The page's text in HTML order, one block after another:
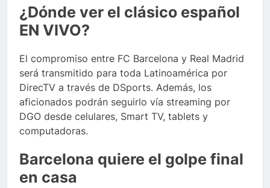
¿Dónde ver el clásico español
EN VIVO?
El compromiso entre FC Barcelona y Real Madrid
será transmitido para toda Latinoamérica por
DirecTV a través de DSports. Además, los
aficionados podrán seguirlo vía streaming por
DGO desde celulares, Smart TV, tablets y
computadoras.
Barcelona quiere el golpe final
en casa